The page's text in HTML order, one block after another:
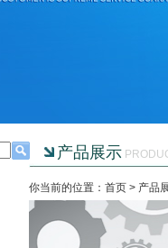
产品展示
你当前的位置：首页 > 产品